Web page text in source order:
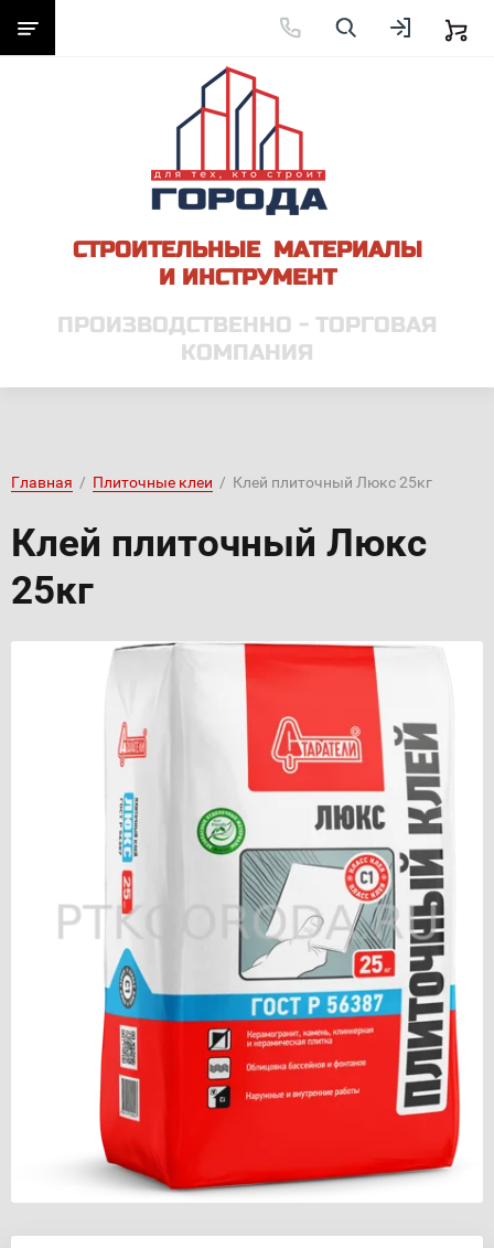
СТРОИТЕЛЬНЫЕ МАТЕРИАЛЫ
И ИНСТРУМЕНТ
ПРОИЗВОДСТВЕННО - ТОРГОВАЯ
КОМПАНИЯ
Главная
  /
Плиточные клеи
  /  Клей плиточный Люкс 25кг
Клей плиточный Люкс
25кг